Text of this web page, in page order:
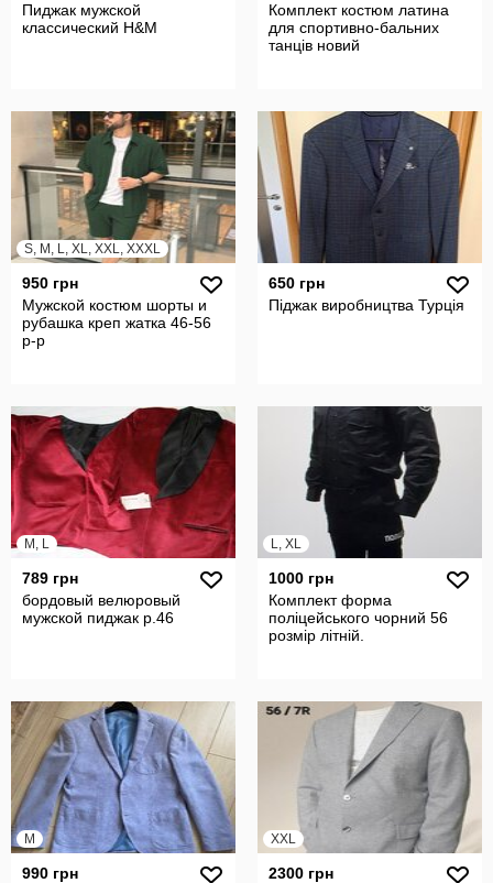
Пиджак мужской
классический H&M
Комплект костюм латина
для спортивно-бальних
танців новий
S, M, L, XL, XXL, XXXL
950 грн
Мужской костюм шорты и
рубашка креп жатка 46-56
р-р
650 грн
Піджак виробництва Турція
M, L
789 грн
бордовый велюровый
мужской пиджак р.46
L, XL
1000 грн
Комплект форма
поліцейського чорний 56
розмір літній.
M
990 грн
XXL
2300 грн